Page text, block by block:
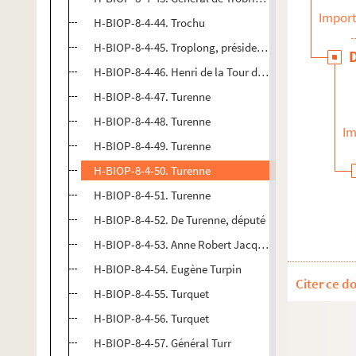
H-BIOP-8-4-44. Trochu
H-BIOP-8-4-45. Troplong, président du Sénat et de
H-BIOP-8-4-46. Henri de la Tour d'Auvergne, vicomte
H-BIOP-8-4-47. Turenne
H-BIOP-8-4-48. Turenne
H-BIOP-8-4-49. Turenne
H-BIOP-8-4-50. Turenne
H-BIOP-8-4-51. Turenne
H-BIOP-8-4-52. De Turenne, député
H-BIOP-8-4-53. Anne Robert Jacques Turgot, baron de
H-BIOP-8-4-54. Eugène Turpin
H-BIOP-8-4-55. Turquet
H-BIOP-8-4-56. Turquet
H-BIOP-8-4-57. Général Turr
Citer ce